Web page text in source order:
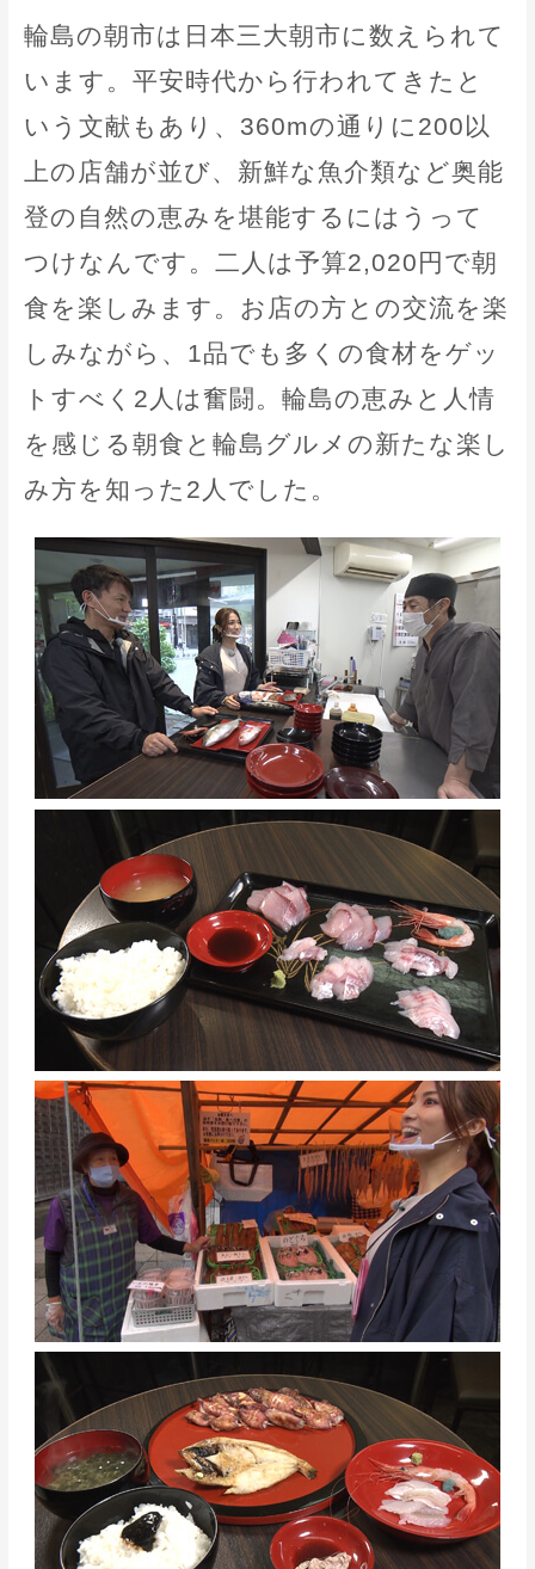
輪島の朝市は日本三大朝市に数えられて
います。平安時代から行われてきたと
いう文献もあり、360mの通りに200以
上の店舗が並び、新鮮な魚介類など奥能
登の自然の恵みを堪能するにはうって
つけなんです。二人は予算2,020円で朝
食を楽しみます。お店の方との交流を楽
しみながら、1品でも多くの食材をゲッ
トすべく2人は奮闘。輪島の恵みと人情
を感じる朝食と輪島グルメの新たな楽し
み方を知った2人でした。